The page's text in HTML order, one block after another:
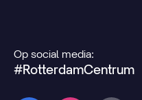
Op social media:
#RotterdamCentrum